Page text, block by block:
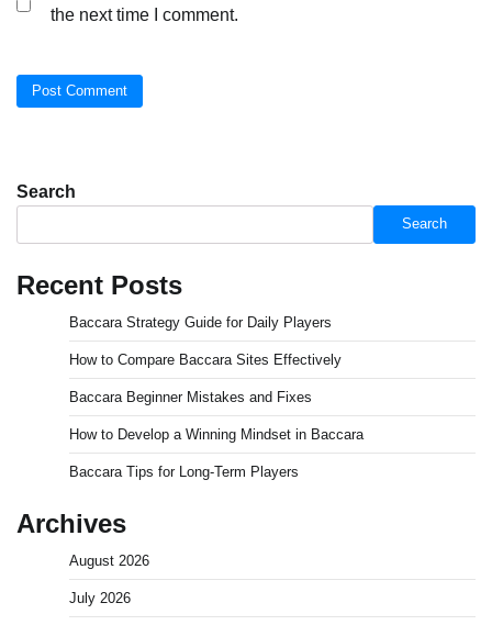
the next time I comment.
Search
Search
Recent Posts
Baccara Strategy Guide for Daily Players
How to Compare Baccara Sites Effectively
Baccara Beginner Mistakes and Fixes
How to Develop a Winning Mindset in Baccara
Baccara Tips for Long-Term Players
Archives
August 2026
July 2026